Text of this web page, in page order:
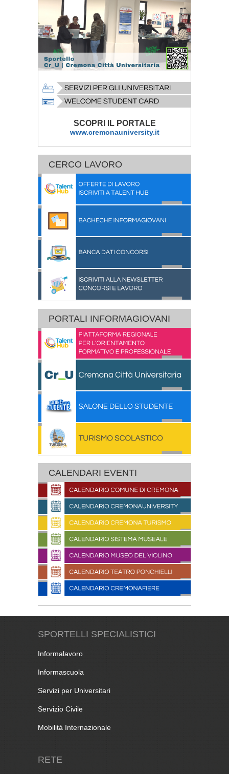
SCOPRI IL PORTALE
www.cremonauniversity.it
CERCO LAVORO
PORTALI INFORMAGIOVANI
CALENDARI EVENTI
SPORTELLI SPECIALISTICI
Informalavoro
Informascuola
Servizi per Universitari
Servizio Civile
Mobilità Internazionale
RETE